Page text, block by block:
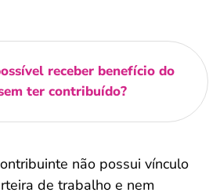
receber benefício do
ter contribuído?
não possui vínculo
de trabalho e nem